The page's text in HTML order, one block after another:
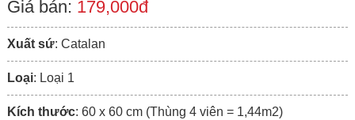
Giá bán: 179,000đ
Xuất sứ: Catalan
Loại: Loại 1
Kích thước: 60 x 60 cm (Thùng 4 viên = 1,44m2)